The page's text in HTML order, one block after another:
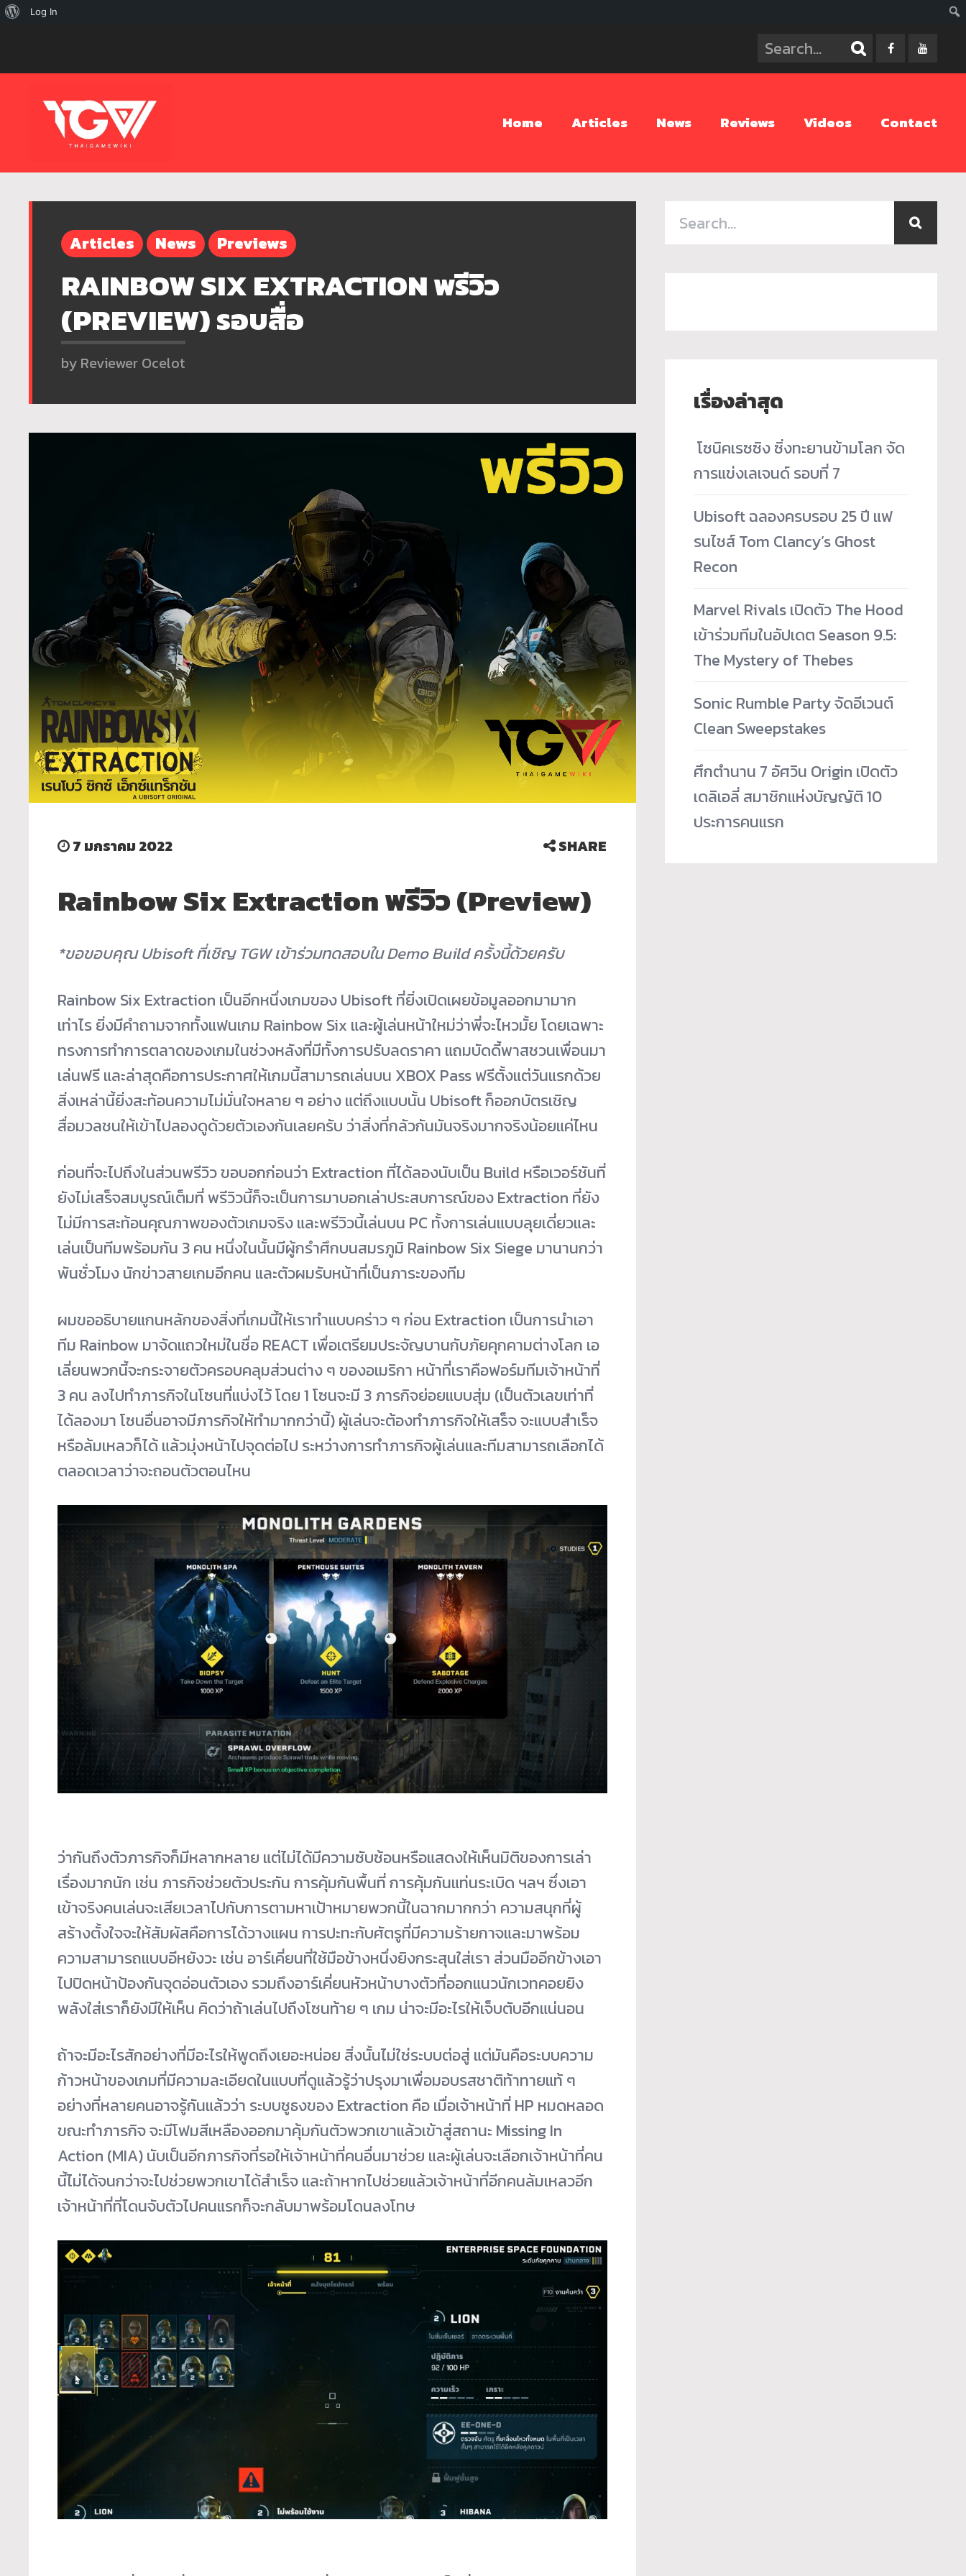
Home Articles News Reviews Videos Contact
Articles News Previews
RAINBOW SIX EXTRACTION พรีวิว
(PREVIEW) รอบสื่อ
by Reviewer Ocelot
7 มกราคม 2022 SHARE
Rainbow Six Extraction พรีวิว (Preview)
*ขอขอบคุณ Ubisoft ที่เชิญ TGW เข้าร่วมทดสอบใน Demo Build ครั้งนี้ด้วยครับ
Rainbow Six Extraction เป็นอีกหนึ่งเกมของ Ubisoft ที่ยิ่งเปิดเผยข้อมูลออกมามาก
เท่าไร ยิ่งมีคำถามจากทั้งแฟนเกม Rainbow Six และผู้เล่นหน้าใหม่ว่าพี่จะไหวมั้ย โดยเฉพาะ
ทรงการทำการตลาดของเกมในช่วงหลังที่มีทั้งการปรับลดราคา แถมบัดดี้พาสชวนเพื่อนมา
เล่นฟรี และล่าสุดคือการประกาศให้เกมนี้สามารถเล่นบน XBOX Pass ฟรีตั้งแต่วันแรกด้วย
สิ่งเหล่านี้ยิ่งสะท้อนความไม่มั่นใจหลาย ๆ อย่าง แต่ถึงแบบนั้น Ubisoft ก็ออกบัตรเชิญ
สื่อมวลชนให้เข้าไปลองดูด้วยตัวเองกันเลยครับ ว่าสิ่งที่กลัวกันมันจริงมากจริงน้อยแค่ไหน
ก่อนที่จะไปถึงในส่วนพรีวิว ขอบอกก่อนว่า Extraction ที่ได้ลองนับเป็น Build หรือเวอร์ชันที่
ยังไม่เสร็จสมบูรณ์เต็มที่ พรีวิวนี้ก็จะเป็นการมาบอกเล่าประสบการณ์ของ Extraction ที่ยัง
ไม่มีการสะท้อนคุณภาพของตัวเกมจริง และพรีวิวนี้เล่นบน PC ทั้งการเล่นแบบลุยเดี่ยวและ
เล่นเป็นทีมพร้อมกัน 3 คน หนึ่งในนั้นมีผู้กรำศึกบนสมรภูมิ Rainbow Six Siege มานานกว่า
พันชั่วโมง นักข่าวสายเกมอีกคน และตัวผมรับหน้าที่เป็นภาระของทีม
ผมขออธิบายแกนหลักของสิ่งที่เกมนี้ให้เราทำแบบคร่าว ๆ ก่อน Extraction เป็นการนำเอา
ทีม Rainbow มาจัดแถวใหม่ในชื่อ REACT เพื่อเตรียมประจัญบานกับภัยคุกคามต่างโลก เอ
เลี่ยนพวกนี้จะกระจายตัวครอบคลุมส่วนต่าง ๆ ของอเมริกา หน้าที่เราคือฟอร์มทีมเจ้าหน้าที่
3 คน ลงไปทำภารกิจในโซนที่แบ่งไว้ โดย 1 โซนจะมี 3 ภารกิจย่อยแบบสุ่ม (เป็นตัวเลขเท่าที่
ได้ลองมา โซนอื่นอาจมีภารกิจให้ทำมากกว่านี้) ผู้เล่นจะต้องทำภารกิจให้เสร็จ จะแบบสำเร็จ
หรือล้มเหลวก็ได้ แล้วมุ่งหน้าไปจุดต่อไป ระหว่างการทำภารกิจผู้เล่นและทีมสามารถเลือกได้
ตลอดเวลาว่าจะถอนตัวตอนไหน
ว่ากันถึงตัวภารกิจก็มีหลากหลาย แต่ไม่ได้มีความซับซ้อนหรือแสดงให้เห็นมิติของการเล่า
เรื่องมากนัก เช่น ภารกิจช่วยตัวประกัน การคุ้มกันพื้นที่ การคุ้มกันแท่นระเบิด ฯลฯ ซึ่งเอา
เข้าจริงคนเล่นจะเสียเวลาไปกับการตามหาเป้าหมายพวกนี้ในฉากมากกว่า ความสนุกที่ผู้
สร้างตั้งใจจะให้สัมผัสคือการได้วางแผน การปะทะกับศัตรูที่มีความร้ายกาจและมาพร้อม
ความสามารถแบบอีหยังวะ เช่น อาร์เคี่ยนที่ใช้มือข้างหนึ่งยิงกระสุนใส่เรา ส่วนมืออีกข้างเอา
ไปปิดหน้าป้องกันจุดอ่อนตัวเอง รวมถึงอาร์เคี่ยนหัวหน้าบางตัวที่ออกแนวนักเวทคอยยิง
พลังใส่เราก็ยังมีให้เห็น คิดว่าถ้าเล่นไปถึงโซนท้าย ๆ เกม น่าจะมีอะไรให้เจ็บตับอีกแน่นอน
ถ้าจะมีอะไรสักอย่างที่มีอะไรให้พูดถึงเยอะหน่อย สิ่งนั้นไม่ใช่ระบบต่อสู่ แต่มันคือระบบความ
ก้าวหน้าของเกมที่มีความละเอียดในแบบที่ดูแล้วรู้ว่าปรุงมาเพื่อมอบรสชาติท้าทายแท้ ๆ
อย่างที่หลายคนอาจรู้กันแล้วว่า ระบบชูธงของ Extraction คือ เมื่อเจ้าหน้าที่ HP หมดหลอด
ขณะทำภารกิจ จะมีโฟมสีเหลืองออกมาคุ้มกันตัวพวกเขาแล้วเข้าสู่สถานะ Missing In
Action (MIA) นับเป็นอีกภารกิจที่รอให้เจ้าหน้าที่คนอื่นมาช่วย และผู้เล่นจะเลือกเจ้าหน้าที่คน
นี้ไม่ได้จนกว่าจะไปช่วยพวกเขาได้สำเร็จ และถ้าหากไปช่วยแล้วเจ้าหน้าที่อีกคนล้มเหลวอีก
เจ้าหน้าที่ที่โดนจับตัวไปคนแรกก็จะกลับมาพร้อมโดนลงโทษ
เรื่องล่าสุด
­ โซนิคเรซซิง ซิ่งทะยานข้ามโลก จัด
การแข่งเลเจนด์ รอบที่ 7
Ubisoft ฉลองครบรอบ 25 ปี แฟ
รนไชส์ Tom Clancy’s Ghost
Recon
Marvel Rivals เปิดตัว The Hood
เข้าร่วมทีมในอัปเดต Season 9.5:
The Mystery of Thebes
Sonic Rumble Party จัดอีเวนต์
Clean Sweepstakes
ศึกตำนาน 7 อัศวิน Origin เปิดตัว
เดลิเอลี่ สมาชิกแห่งบัญญัติ 10
ประการคนแรก
เกี่ยวLog In